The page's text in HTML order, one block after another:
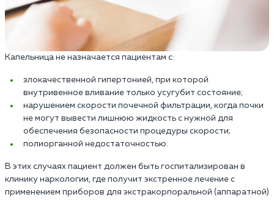
Капельница не назначается пациентам с:
злокачественной гипертонией, при которой
внутривенное вливание только усугубит состояние;
нарушением скорости почечной фильтрации, когда почки
не могут вывести лишнюю жидкость с нужной для
обеспечения безопасности процедуры скорости;
полиорганной недостаточностью.
В этих случаях пациент должен быть госпитализирован в
клинику наркологии, где получит экстренное лечение с
применением приборов для экстракорпоральной (аппаратной)